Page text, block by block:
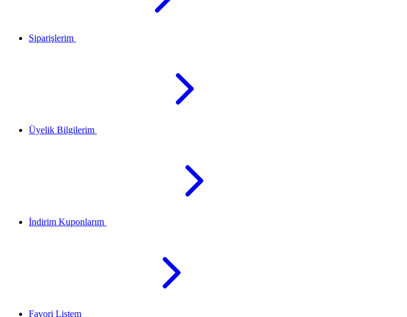
Siparişlerim
Üyelik Bilgilerim
İndirim Kuponlarım
Favori Listem